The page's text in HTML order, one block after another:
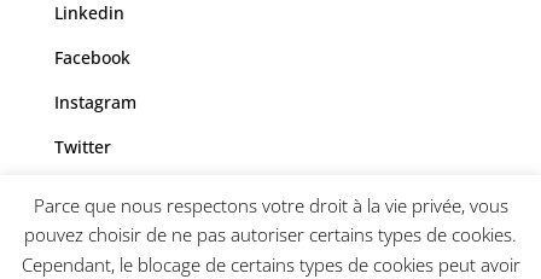
Linkedin
Facebook
Instagram
Twitter
Parce que nous respectons votre droit à la vie privée, vous
pouvez choisir de ne pas autoriser certains types de cookies.
Cependant, le blocage de certains types de cookies peut avoir